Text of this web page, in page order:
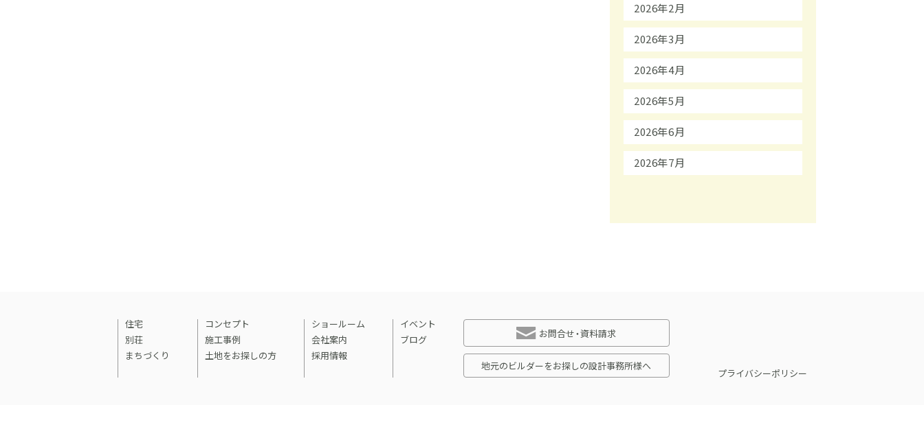
2026年2月
2026年3月
2026年4月
2026年5月
2026年6月
2026年7月
住宅
別荘
まちづくり
コンセプト
施工事例
土地をお探しの方
ショールーム
会社案内
採用情報
イベント
ブログ
お問合せ・資料請求
地元のビルダーをお探しの設計事務所様へ
プライバシーポリシー